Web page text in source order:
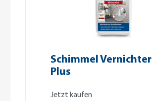
Schimmel Vernichter
Plus
Jetzt kaufen